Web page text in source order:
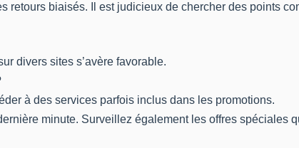
biaisés. Il est judicieux de chercher des points
divers sites s’avère favorable.
à des services parfois inclus dans les promotions.
minute. Surveillez également les offres spéciales